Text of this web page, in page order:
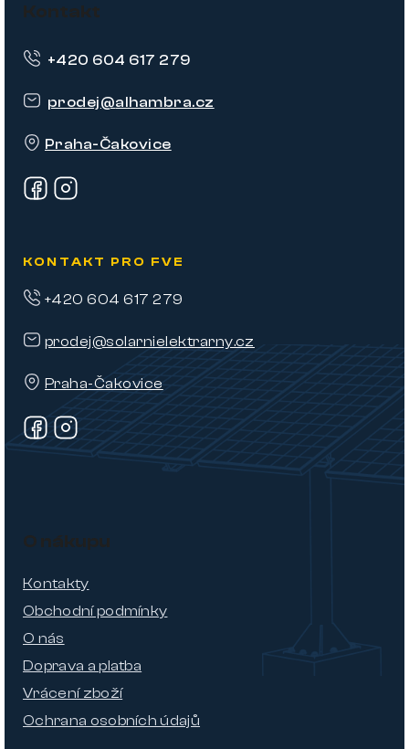
Kontakt
prodej@alhambra.cz
Praha-Čakovice
+420 604 617 279
KONTAKT PRO FVE
prodej@solarnielektrarny.cz
Praha-Čakovice
+420 604 617 279
O nákupu
Kontakty
Obchodní podmínky
O nás
Doprava a platba
Vrácení zboží
Ochrana osobních údajů